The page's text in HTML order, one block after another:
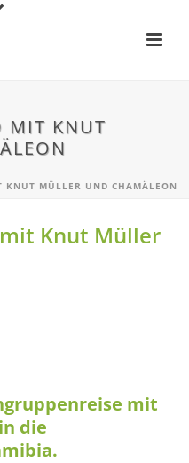
MIT KNUT
MÜLLER UND CHAMÄLEON
Knut Müller
mit
die